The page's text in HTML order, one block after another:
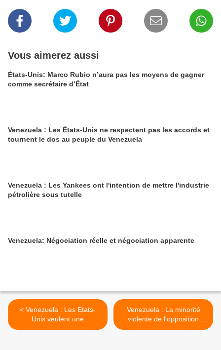
Vous aimerez aussi
États-Unis: Marco Rubio n’aura pas les moyens de gagner
comme secrétaire d’État
Venezuela : Les États-Unis ne respectent pas les accords et
tournent le dos au peuple du Venezuela
Venezuela : Les Yankees ont l'intention de mettre l'industrie
pétrolière sous tutelle
Venezuela: Négociation réelle et négociation apparente
< Venezuela : Les Etats-
Unis veulent une
intervention multilatérale
Venezuela : La minorité
violente de l'opposition
profite que les forces de